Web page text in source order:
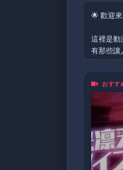
🌟 歡迎
這裡是動
有那些讓
主要分類:
裏番、泡
無論你是
還是剛入
(不定期
5205566
おすす